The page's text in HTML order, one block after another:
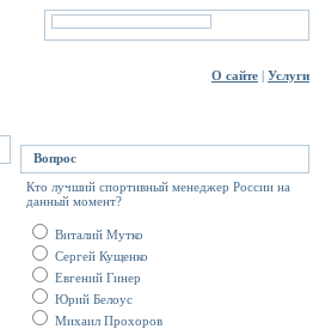
О сайте | Услуги
Вопрос
Кто лучший спортивный менеджер России на
данный момент?
Виталий Мутко
Сергей Кущенко
Евгений Гинер
Юрий Белоус
Михаил Прохоров